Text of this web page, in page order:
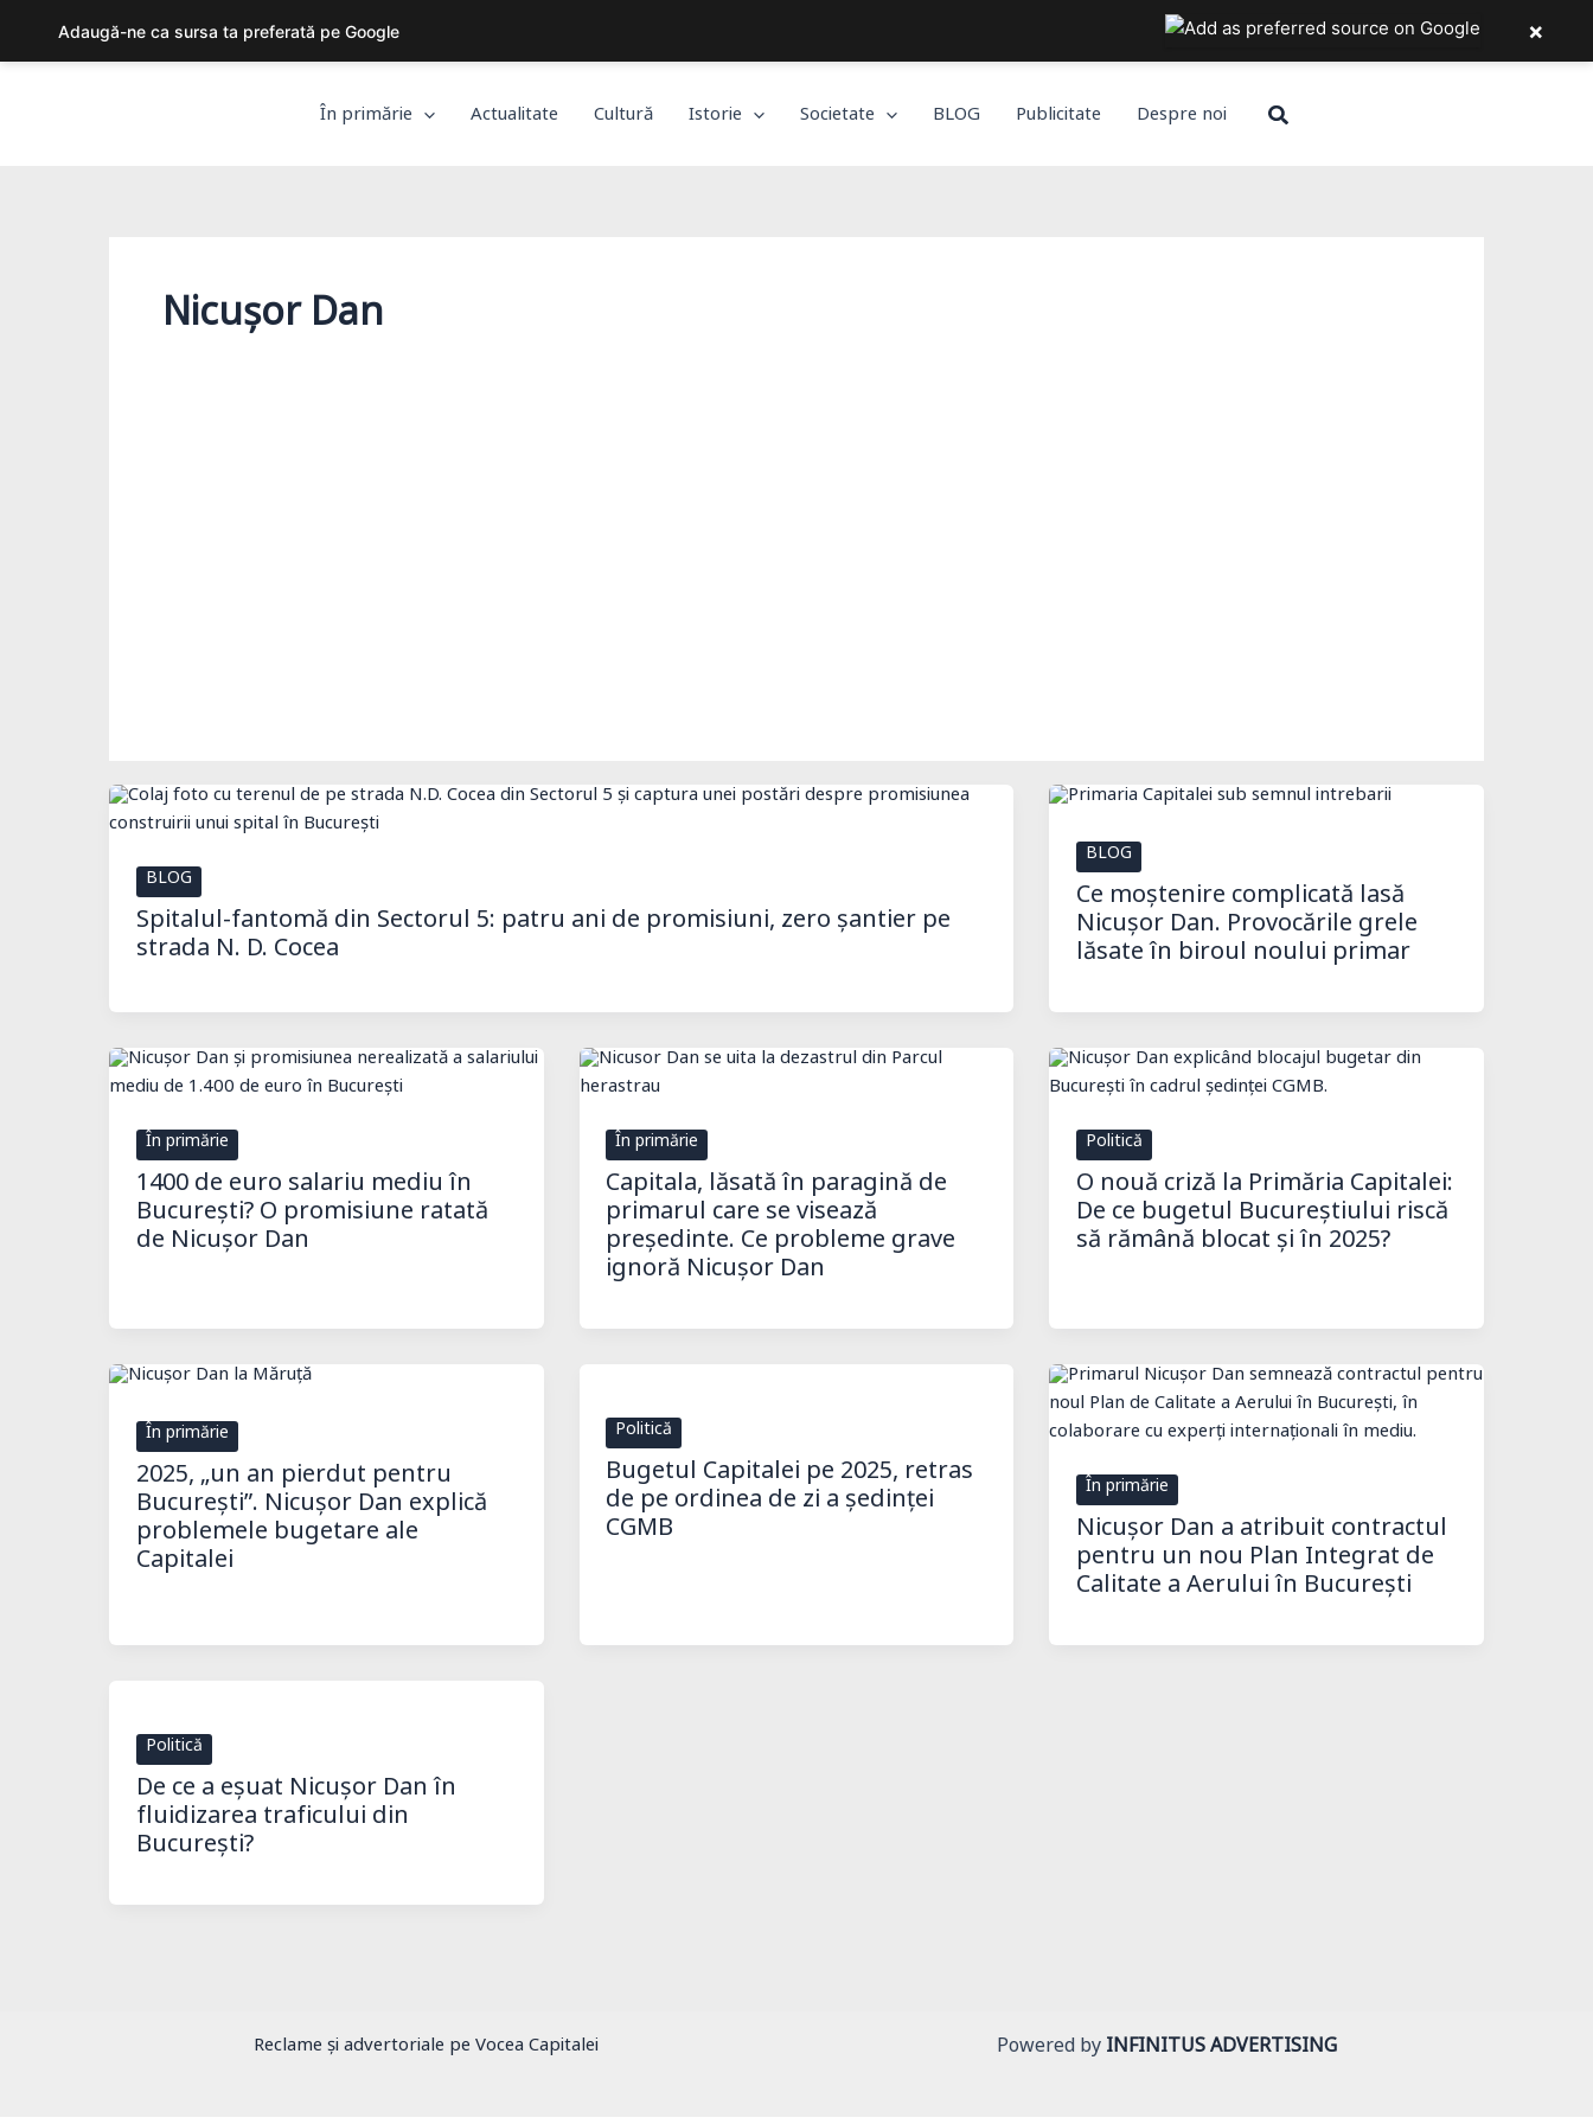
content
În primărie Actualitate Cultură Istorie Societate BLOG Publicitate Despre noi Search
Nicușor Dan
BLOG
Spitalul-fantomă din Sectorul 5: patru ani de promisiuni, zero șantier pe
strada N. D. Cocea
BLOG
Ce moștenire complicată lasă
Nicușor Dan. Provocările grele
lăsate în biroul noului primar
În primărie
1400 de euro salariu mediu în
București? O promisiune ratată
de Nicușor Dan
În primărie
Capitala, lăsată în paragină de
primarul care se visează
președinte. Ce probleme grave
ignoră Nicușor Dan
Politică
O nouă criză la Primăria Capitalei:
De ce bugetul Bucureștiului riscă
să rămână blocat și în 2025?
În primărie
2025, „un an pierdut pentru
București”. Nicușor Dan explică
problemele bugetare ale
Capitalei
Politică
Bugetul Capitalei pe 2025, retras
de pe ordinea de zi a ședinței
CGMB
În primărie
Nicușor Dan a atribuit contractul
pentru un nou Plan Integrat de
Calitate a Aerului în București
Politică
De ce a eșuat Nicușor Dan în
fluidizarea traficului din
București?
Reclame și advertoriale pe Vocea Capitalei Powered by INFINITUS ADVERTISING
Adaugă-ne ca sursa ta preferată pe Google ×